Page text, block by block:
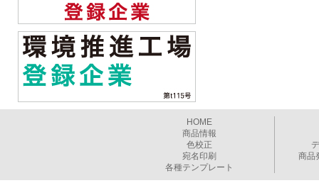
HOME
商品情報
色校正
宛名印刷
各種テンプレート
商品